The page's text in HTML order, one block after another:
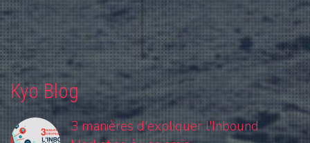
Kyo Blog
3 manières d'expliquer l'Inbound